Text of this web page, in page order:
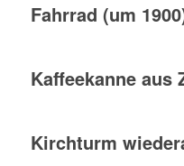
Fahrrad (um
Kaffeekanne aus
Kirchturm